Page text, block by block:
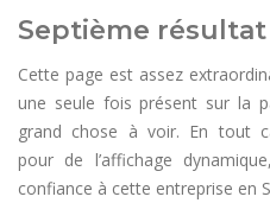
Septième
Cette page est assez
une seule fois présent sur la
grand chose à voir. En tout
pour de l’affichage
confiance à cette entreprise en